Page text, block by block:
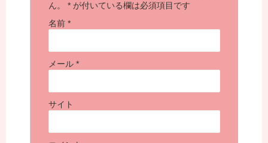
ん。
* が付いている欄は必須項目です
名前 *
メール *
サイト